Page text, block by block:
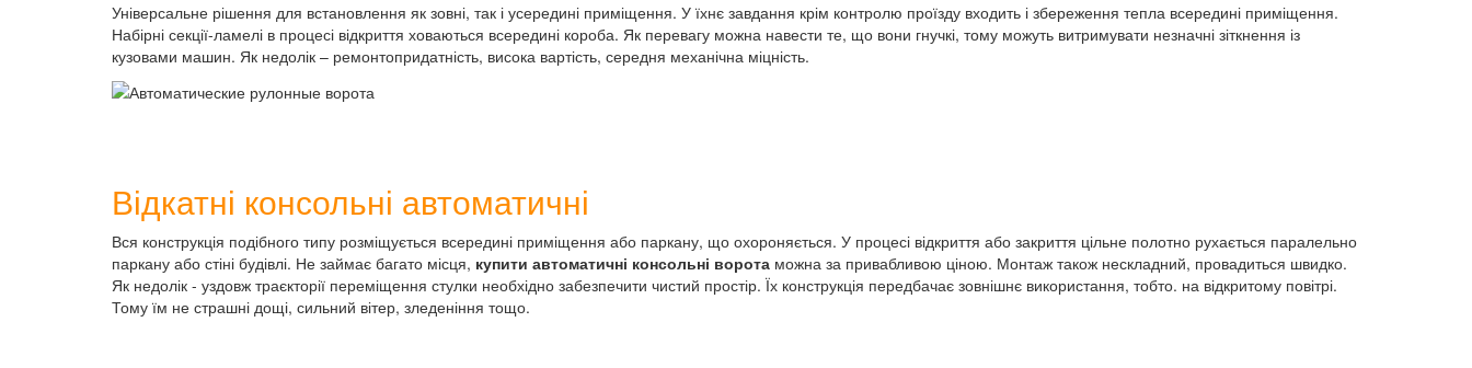
Універсальне рішення для встановлення як зовні, так і усередині приміщення. У їхнє завдання крім контролю проїзду входить і збереження тепла всередині приміщення.
Набірні секції-ламелі в процесі відкриття ховаються всередині короба. Як перевагу можна навести те, що вони гнучкі, тому можуть витримувати незначні зіткнення із
кузовами машин. Як недолік – ремонтопридатність, висока вартість, середня механічна міцність.
Відкатні консольні автоматичні
Вся конструкція подібного типу розміщується всередині приміщення або паркану, що охороняється. У процесі відкриття або закриття цільне полотно рухається паралельно
паркану або стіні будівлі. Не займає багато місця, купити автоматичні консольні ворота можна за привабливою ціною. Монтаж також нескладний, провадиться швидко.
Як недолік - уздовж траєкторії переміщення стулки необхідно забезпечити чистий простір. Їх конструкція передбачає зовнішнє використання, тобто. на відкритому повітрі.
Тому їм не страшні дощі, сильний вітер, зледеніння тощо.